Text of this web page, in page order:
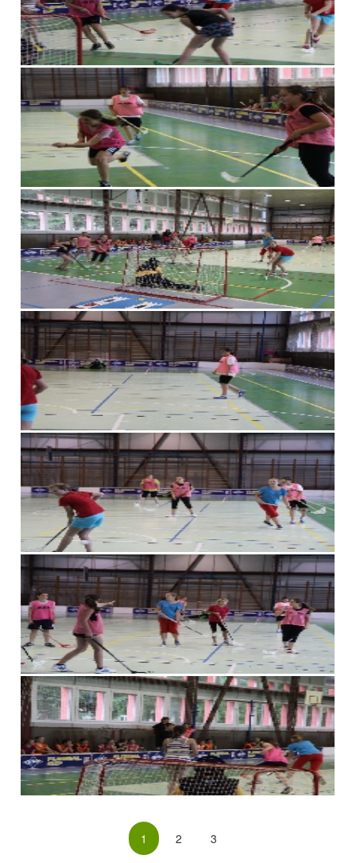
1 2 3